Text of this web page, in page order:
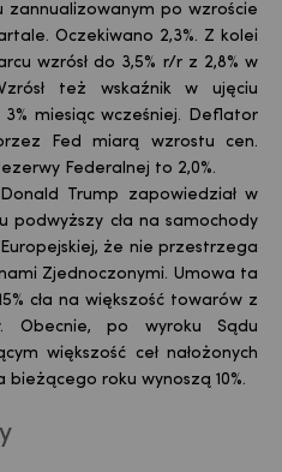
zannualizowanym po wzroście
Oczekiwano 2,3%. Z kolei
wzrósł do 3,5% r/r z 2,8% w
też wskaźnik w ujęciu
miesiąc wcześniej. Deflator
Fed miarą wzrostu cen.
Federalnej to 2,0%.
Trump zapowiedział w
cła na samochody
Europejskiej, że nie przestrzega
Zjednoczonymi. Umowa ta
cła na większość towarów z
Obecnie, po wyroku Sądu
większość ceł nałożonych
bieżącego roku wynoszą 10%.